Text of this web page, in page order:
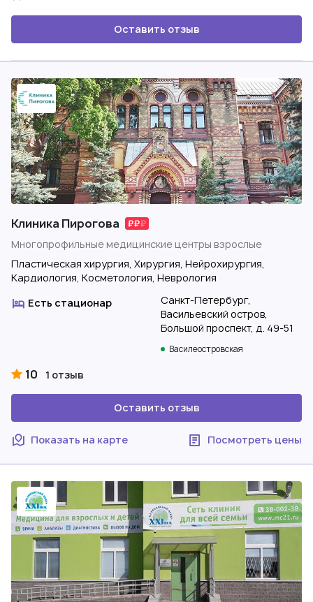
Оставить отзыв
Клиника Пирогова
Многопрофильные медицинские центры взрослые
Пластическая хирургия, Хирургия, Нейрохирургия,
Кардиология, Косметология, Неврология
Есть стационар
Санкт-Петербург,
Васильевский остров,
Большой проспект, д. 49-51
Василеостровская
10 1 отзыв
Оставить отзыв
Показать на карте Посмотреть цены